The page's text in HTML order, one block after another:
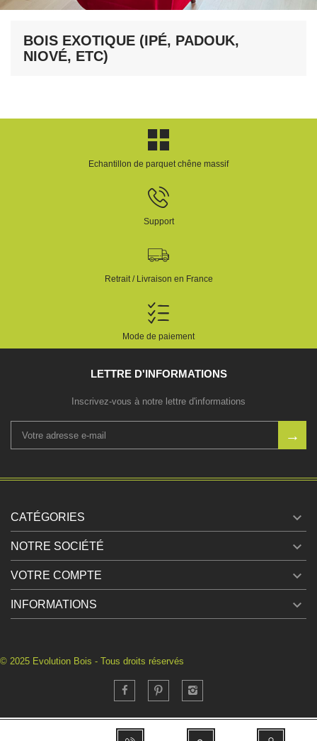
BOIS EXOTIQUE (IPÉ, PADOUK,
NIOVÉ, ETC)
Echantillon de parquet chêne massif
Support
Retrait / Livraison en France
Mode de paiement
LETTRE D'INFORMATIONS
Inscrivez-vous à notre lettre d'informations
CATÉGORIES 
NOTRE SOCIÉTÉ 
VOTRE COMPTE 
INFORMATIONS 
© 2025 Evolution Bois - Tous droits réservés